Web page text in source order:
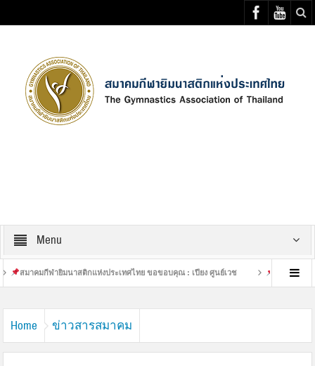
Menu
าคมกีฬายิมนาสติกแห่งประเทศไทย ขอขอบคุณ : เปียง ศูนย์เวช เสร็จสิ้นการฝึกซ้
Home ข่าวสารสมาคม